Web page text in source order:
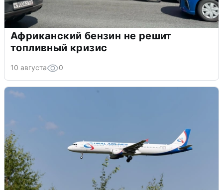
Африканский бензин не решит
топливный кризис
10 августа 0